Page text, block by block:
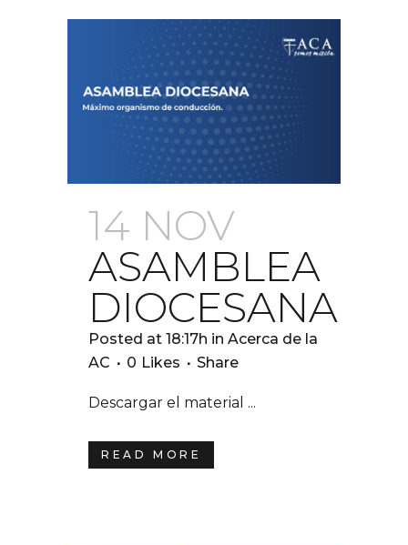
14 NOV
ASAMBLEA
DIOCESANA
Posted at 18:17h in Acerca de la
AC
0 Likes Share
Descargar el material ...
READ MORE